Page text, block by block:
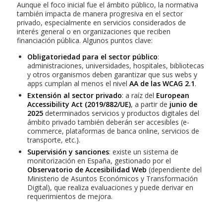
Aunque el foco inicial fue el ámbito público, la normativa
también impacta de manera progresiva en el sector
privado, especialmente en servicios considerados de
interés general o en organizaciones que reciben
financiación pública. Algunos puntos clave:
Obligatoriedad para el sector público:
administraciones, universidades, hospitales, bibliotecas
y otros organismos deben garantizar que sus webs y
apps cumplan al menos el nivel AA de las WCAG 2.1.
Extensión al sector privado: a raíz del European
Accessibility Act (2019/882/UE), a partir de junio de
2025determinados servicios y productos digitales del
ámbito privado también deberán ser accesibles (e-
commerce, plataformas de banca online, servicios de
transporte, etc.).
Supervisión y sanciones: existe un sistema de
monitorización en España, gestionado por el
Observatorio de Accesibilidad Web (dependiente del
Ministerio de Asuntos Económicos y Transformación
Digital), que realiza evaluaciones y puede derivar en
requerimientos de mejora.